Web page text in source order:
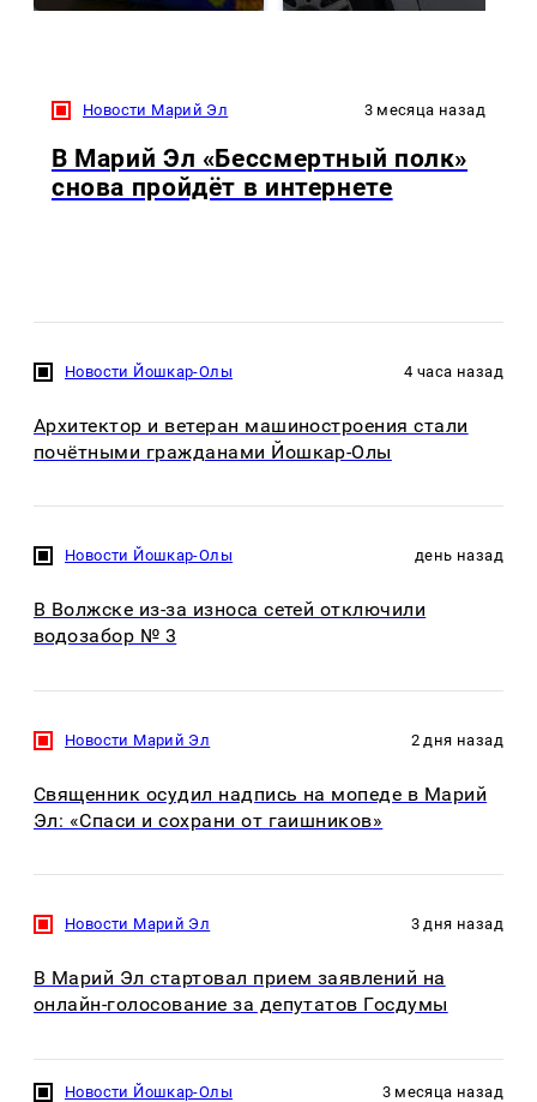
Новости Марий Эл 3 месяца назад
В Марий Эл «Бессмертный полк»
снова пройдёт в интернете
Новости Йошкар-Олы 4 часа назад
Архитектор и ветеран машиностроения стали
почётными гражданами Йошкар-Олы
Новости Йошкар-Олы день назад
В Волжске из-за износа сетей отключили
водозабор № 3
Новости Марий Эл 2 дня назад
Священник осудил надпись на мопеде в Марий
Эл: «Спаси и сохрани от гаишников»
Новости Марий Эл 3 дня назад
В Марий Эл стартовал прием заявлений на
онлайн-голосование за депутатов Госдумы
Новости Йошкар-Олы 3 месяца назад